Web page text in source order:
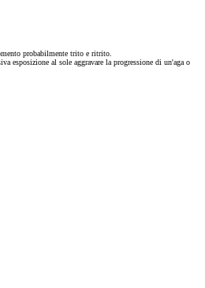
probabilmente trito e ritrito.
esposizione al sole aggravare la progressione di un'aga o